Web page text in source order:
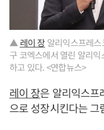
▲레이 장알리익스프레스
구 코엑스에서 열린 알리
하고 있다. <연합뉴스>
레이 장은 알리익스프
으로 성장시킨다는 그